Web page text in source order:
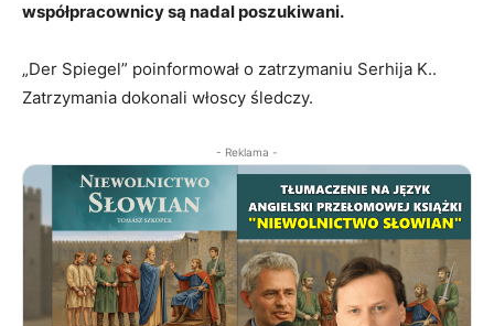
współpracownicy są nadal poszukiwani.
„Der Spiegel” poinformował o zatrzymaniu Serhija K..
Zatrzymania dokonali włoscy śledczy.
- Reklama -